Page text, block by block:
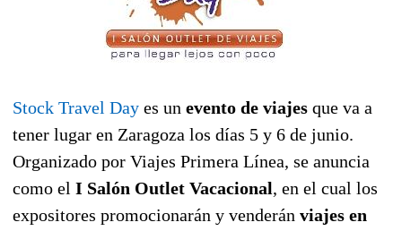
Stock Travel Day es un evento de viajes que va a
tener lugar en Zaragoza los días 5 y 6 de junio.
Organizado por Viajes Primera Línea, se anuncia
como el I Salón Outlet Vacacional, en el cual los
expositores promocionarán y venderán viajes en